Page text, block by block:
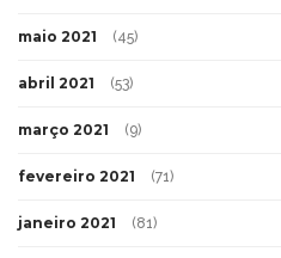
maio 2021 (45)
abril 2021 (53)
março 2021 (9)
fevereiro 2021 (71)
janeiro 2021 (81)